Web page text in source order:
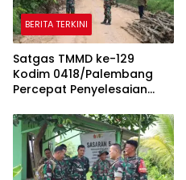
BERITA TERKINI
Satgas TMMD ke-129
Kodim 0418/Palembang
Percepat Penyelesaian
Meter